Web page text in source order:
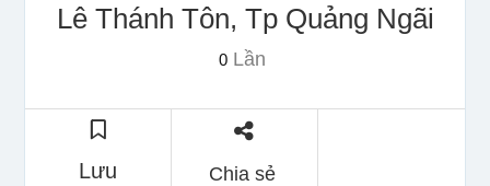
Lê Thánh Tôn, Tp Quảng Ngãi
0Lần
Lưu Chia sẻ